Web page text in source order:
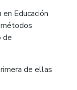
Educación
de
de ellas